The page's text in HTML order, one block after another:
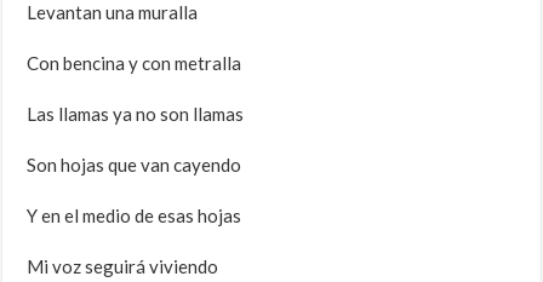
Levantan una muralla
Con bencina y con metralla
Las llamas ya no son llamas
Son hojas que van cayendo
Y en el medio de esas hojas
Mi voz seguirá viviendo